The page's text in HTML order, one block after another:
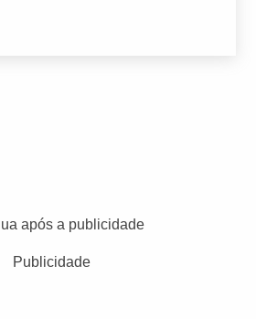
após a publicidade
Publicidade